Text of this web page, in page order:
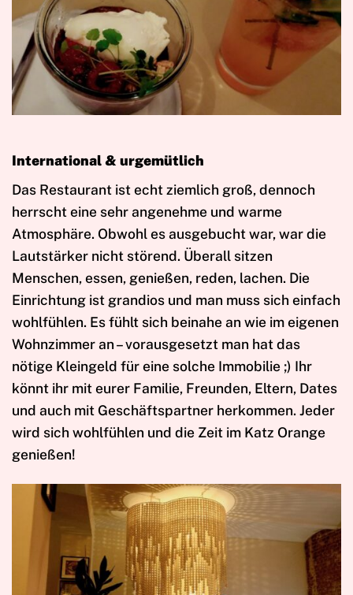
International & urgemütlich
Das Restaurant ist echt ziemlich groß, dennoch
herrscht eine sehr angenehme und warme
Atmosphäre. Obwohl es ausgebucht war, war die
Lautstärker nicht störend. Überall sitzen
Menschen, essen, genießen, reden, lachen. Die
Einrichtung ist grandios und man muss sich einfach
wohlfühlen. Es fühlt sich beinahe an wie im eigenen
Wohnzimmer an – vorausgesetzt man hat das
nötige Kleingeld für eine solche Immobilie ;) Ihr
könnt ihr mit eurer Familie, Freunden, Eltern, Dates
und auch mit Geschäftspartner herkommen. Jeder
wird sich wohlfühlen und die Zeit im Katz Orange
genießen!